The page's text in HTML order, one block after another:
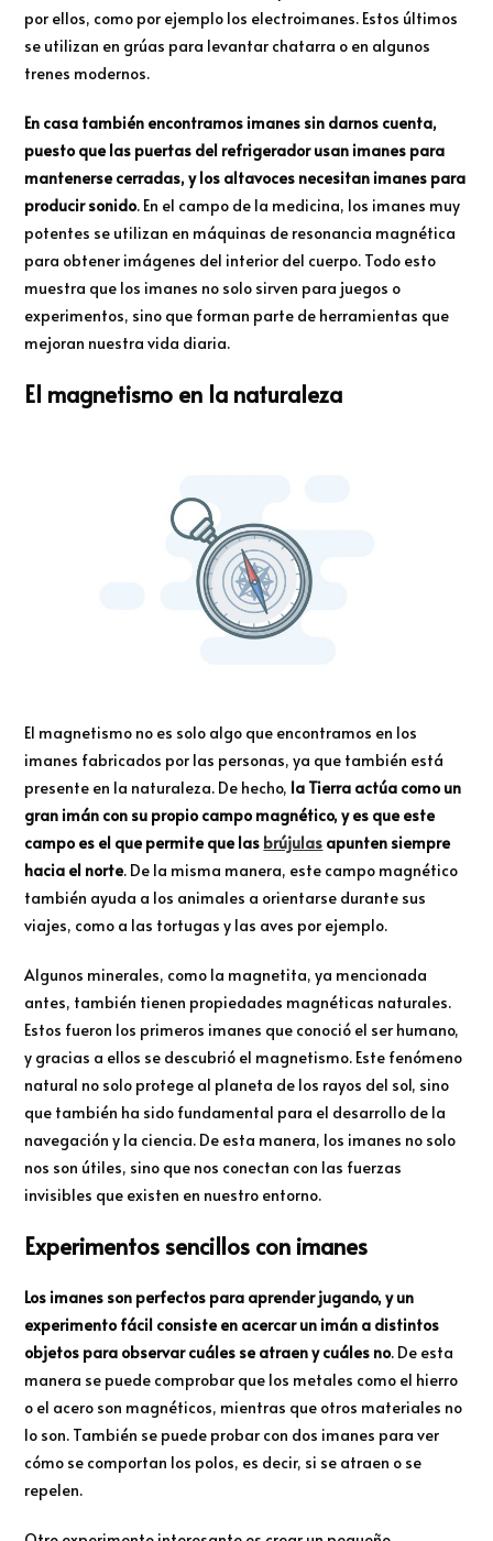
por ellos, como por ejemplo los electroimanes. Estos últimos
se utilizan en grúas para levantar chatarra o en algunos
trenes modernos.
En casa también encontramos imanes sin darnos cuenta,
puesto que las puertas del refrigerador usan imanes para
mantenerse cerradas, y los altavoces necesitan imanes para
producir sonido. En el campo de la medicina, los imanes muy
potentes se utilizan en máquinas de resonancia magnética
para obtener imágenes del interior del cuerpo. Todo esto
muestra que los imanes no solo sirven para juegos o
experimentos, sino que forman parte de herramientas que
mejoran nuestra vida diaria.
El magnetismo en la naturaleza
El magnetismo no es solo algo que encontramos en los
imanes fabricados por las personas, ya que también está
presente en la naturaleza. De hecho, la Tierra actúa como un
gran imán con su propio campo magnético, y es que este
campo es el que permite que las brújulas apunten siempre
hacia el norte. De la misma manera, este campo magnético
también ayuda a los animales a orientarse durante sus
viajes, como a las tortugas y las aves por ejemplo.
Algunos minerales, como la magnetita, ya mencionada
antes, también tienen propiedades magnéticas naturales.
Estos fueron los primeros imanes que conoció el ser humano,
y gracias a ellos se descubrió el magnetismo. Este fenómeno
natural no solo protege al planeta de los rayos del sol, sino
que también ha sido fundamental para el desarrollo de la
navegación y la ciencia. De esta manera, los imanes no solo
nos son útiles, sino que nos conectan con las fuerzas
invisibles que existen en nuestro entorno.
Experimentos sencillos con imanes
Los imanes son perfectos para aprender jugando, y un
experimento fácil consiste en acercar un imán a distintos
objetos para observar cuáles se atraen y cuáles no. De esta
manera se puede comprobar que los metales como el hierro
o el acero son magnéticos, mientras que otros materiales no
lo son. También se puede probar con dos imanes para ver
cómo se comportan los polos, es decir, si se atraen o se
repelen.